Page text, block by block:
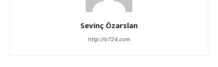
Sevinç Özarslan
http://tr724.com